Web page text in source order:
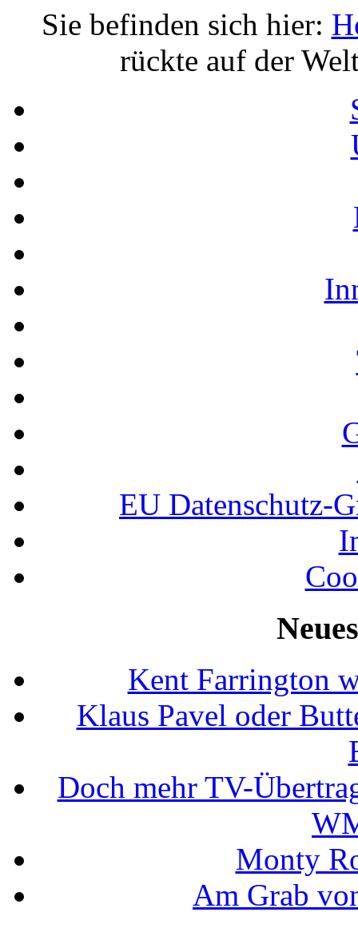
Sie befinden sich hier:
rückte auf der
EU Datenschutz-
Kent Farrington
Klaus Pavel oder
Doch mehr TV-
Monty
Am Grab